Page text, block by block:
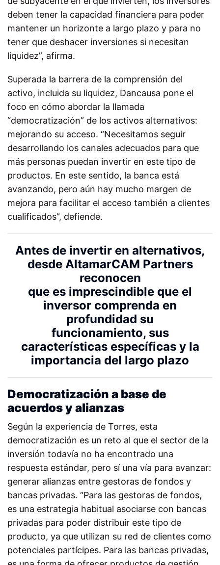
deben tener la capacidad financiera para poder
mantener un horizonte a largo plazo y para no
tener que deshacer inversiones si necesitan
liquidez”, afirma.
Superada la barrera de la comprensión del
activo, incluida su liquidez, Dancausa pone el
foco en cómo abordar la llamada
“democratización” de los activos alternativos:
mejorando su acceso. “Necesitamos seguir
desarrollando los canales adecuados para que
más personas puedan invertir en este tipo de
productos. En este sentido, la banca está
avanzando, pero aún hay mucho margen de
mejora para facilitar el acceso también a clientes
cualificados”, defiende.
Antes de invertir en alternativos,
desde AltamarCAM Partners
reconocen
que es imprescindible que el
inversor comprenda en
profundidad su
funcionamiento, sus
características específicas y la
importancia del largo plazo
Democratización a base de
acuerdos y alianzas
Según la experiencia de Torres, esta
democratización es un reto al que el sector de la
inversión todavía no ha encontrado una
respuesta estándar, pero sí una vía para avanzar:
generar alianzas entre gestoras de fondos y
bancas privadas. “Para las gestoras de fondos,
es una estrategia habitual asociarse con bancas
privadas para poder distribuir este tipo de
producto, ya que utilizan su red de clientes como
potenciales partícipes. Para las bancas privadas,